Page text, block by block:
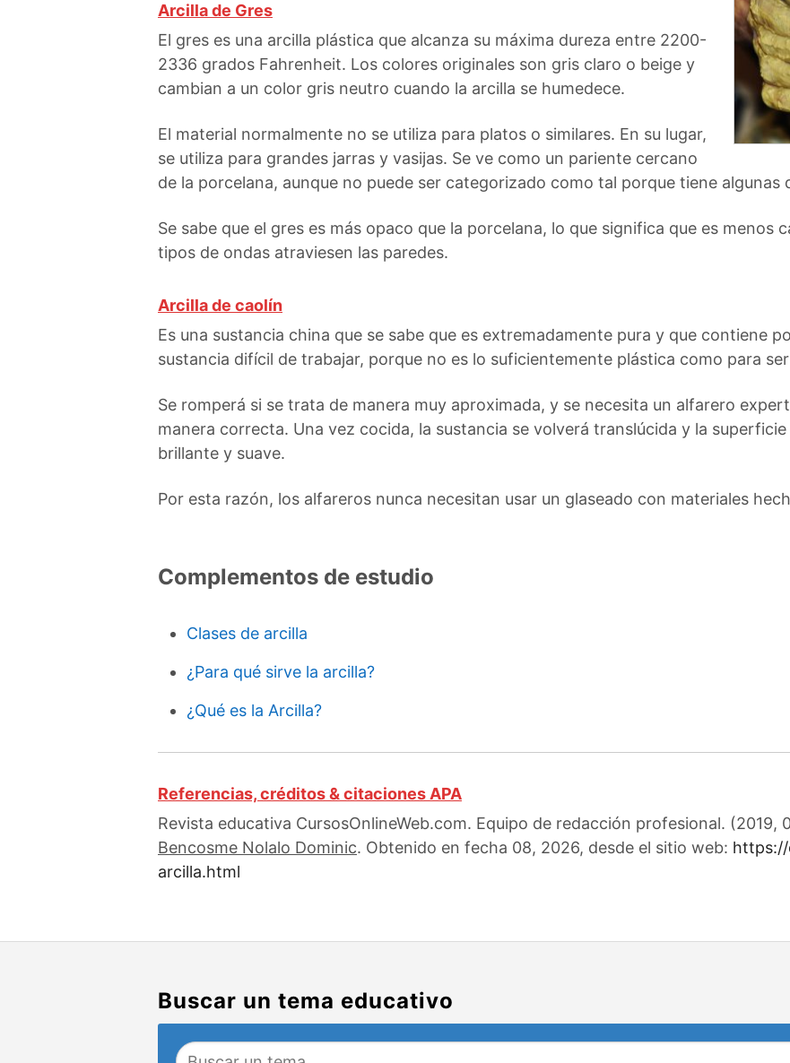
Arcilla de Gres
El gres es una arcilla plástica que alcanza su máxima dureza entre 2200-
2336 grados Fahrenheit. Los colores originales son gris claro o beige y
cambian a un color gris neutro cuando la arcilla se humedece.
El material normalmente no se utiliza para platos o similares. En su lugar,
se utiliza para grandes jarras y vasijas. Se ve como un pariente cercano
de la porcelana, aunque no puede ser categorizado como tal porque tiene algunas
Se sabe que el gres es más opaco que la porcelana, lo que significa que es menos
tipos de ondas atraviesen las paredes.
Arcilla de caolín
Es una sustancia china que se sabe que es extremadamente pura y que contiene
sustancia difícil de trabajar, porque no es lo suficientemente plástica como para
Se romperá si se trata de manera muy aproximada, y se necesita un alfarero
manera correcta. Una vez cocida, la sustancia se volverá translúcida y la
brillante y suave.
Por esta razón, los alfareros nunca necesitan usar un glaseado con materiales
Complementos de estudio
Clases de arcilla
¿Para qué sirve la arcilla?
¿Qué es la Arcilla?
Referencias, créditos & citaciones APA
Revista educativa CursosOnlineWeb.com. Equipo de redacción profesional. (2019,
Bencosme Nolalo Dominic. Obtenido en fecha 08, 2026, desde el sitio web:
arcilla.html
Buscar un tema educativo